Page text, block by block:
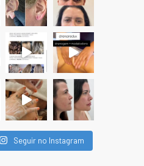
Seguir no Instagram